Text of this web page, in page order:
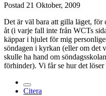
Postad 21 Oktober, 2009
Det är väl bara att gilla läget, för
åt (i varje fall inte från WCTs
käppar i hjulet för mig
söndagen i kyrkan (eller om det
skulle ha hand om
förhinder). Vi får se hur det löser
Citera